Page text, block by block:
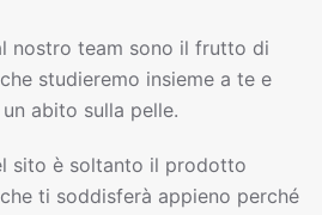
nostro team sono il frutto di
studieremo insieme a te e
abito sulla pelle.
sito è soltanto il prodotto
ti soddisferà appieno perché